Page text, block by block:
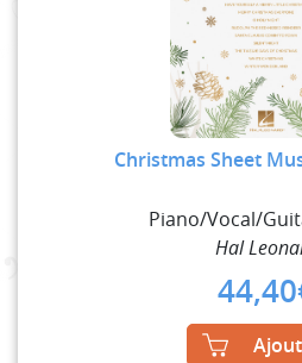
Christmas Sheet
Piano/Vocal/
Hal
44,40